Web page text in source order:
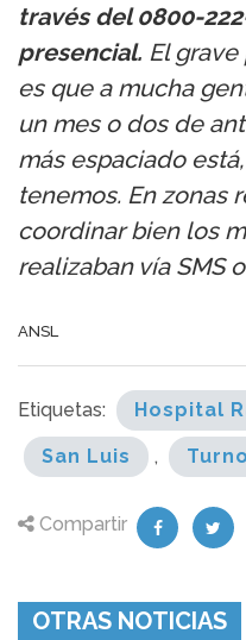
través del 0800-
presencial. El
es que a mucha
un mes o dos de
más espaciado
tenemos. En zonas
coordinar bien los
realizaban vía SMS
ANSL
Etiquetas: Hospital
San Luis ,
Compartir
OTRAS NOTICIAS